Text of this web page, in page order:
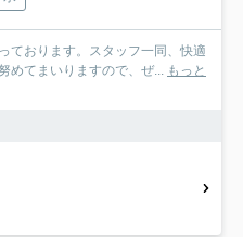
ております。スタッフ一同、快適
めてまいりますので、ぜ... もっと